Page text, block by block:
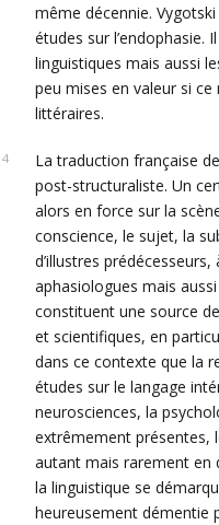
même décennie.
études sur l’endophasie.
linguistiques mais aussi
peu mises en valeur si
littéraires.
La traduction française
post-structuraliste. Un
alors en force sur la
conscience, le sujet, la
d’illustres
aphasiologues mais
constituent une source
et scientifiques, en
dans ce contexte que la
études sur le langage
neurosciences, la
extrêmement présentes,
autant mais rarement en
la linguistique se
heureusement démentie